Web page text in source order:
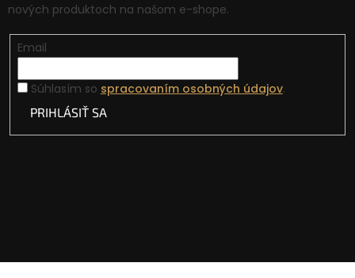
nových produktoch na našom e-shope.
Email
Súhlasím so spracovaním osobných údajov.
PRIHLÁSIŤ SA